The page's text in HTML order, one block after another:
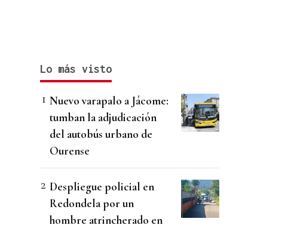
Lo más visto
Nuevo varapalo a Jácome:
tumban la adjudicación
del autobús urbano de
Ourense
Despliegue policial en
Redondela por un
hombre atrincherado en